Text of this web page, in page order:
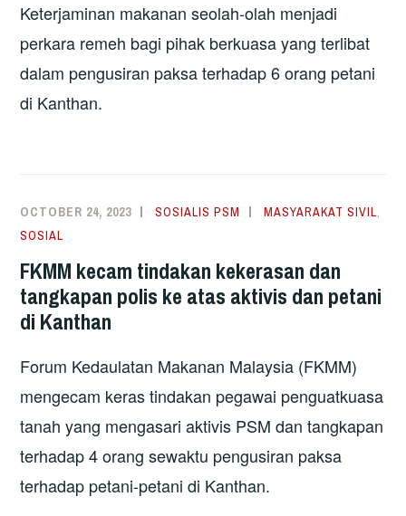
Keterjaminan makanan seolah-olah menjadi
perkara remeh bagi pihak berkuasa yang terlibat
dalam pengusiran paksa terhadap 6 orang petani
di Kanthan.
OCTOBER 24, 2023 SOSIALIS PSM MASYARAKAT SIVIL,
SOSIAL
FKMM kecam tindakan kekerasan dan
tangkapan polis ke atas aktivis dan petani
di Kanthan
Forum Kedaulatan Makanan Malaysia (FKMM)
mengecam keras tindakan pegawai penguatkuasa
tanah yang mengasari aktivis PSM dan tangkapan
terhadap 4 orang sewaktu pengusiran paksa
terhadap petani-petani di Kanthan.